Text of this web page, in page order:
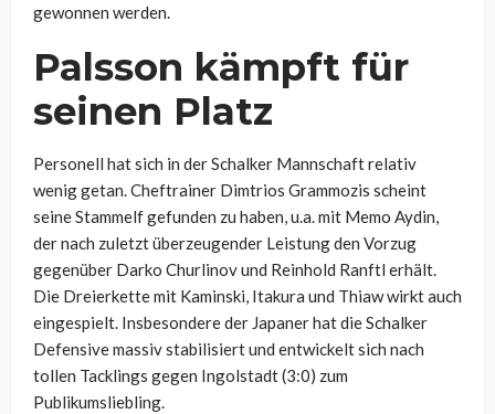
gewonnen werden.
Palsson kämpft für
seinen Platz
Personell hat sich in der Schalker Mannschaft relativ
wenig getan. Cheftrainer Dimtrios Grammozis scheint
seine Stammelf gefunden zu haben, u.a. mit Memo Aydin,
der nach zuletzt überzeugender Leistung den Vorzug
gegenüber Darko Churlinov und Reinhold Ranftl erhält.
Die Dreierkette mit Kaminski, Itakura und Thiaw wirkt auch
eingespielt. Insbesondere der Japaner hat die Schalker
Defensive massiv stabilisiert und entwickelt sich nach
tollen Tacklings gegen Ingolstadt (3:0) zum
Publikumsliebling.